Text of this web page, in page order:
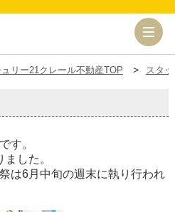
リー21クレール不動産TOP スタ
す。
した。
は6月中旬の週末に執り行われ